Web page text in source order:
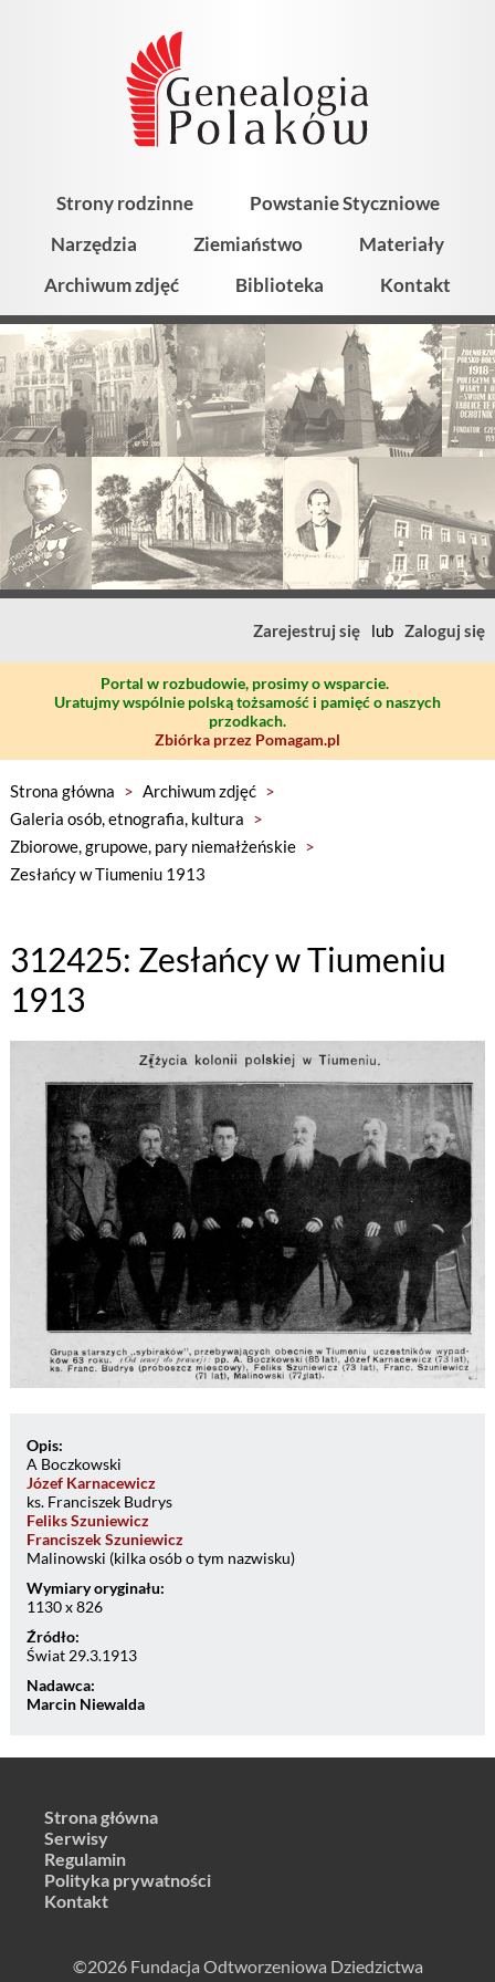
Strony rodzinne
Powstanie Styczniowe
Narzędzia
Ziemiaństwo
Materiały
Archiwum zdjęć
Biblioteka Kontakt
Zarejestruj się lub Zaloguj się
Portal w rozbudowie, prosimy o wsparcie.
Uratujmy wspólnie polską tożsamość i pamięć o naszych
przodkach.
Zbiórka przez Pomagam.pl
Strona główna > Archiwum zdjęć >
Galeria osób, etnografia, kultura >
Zbiorowe, grupowe, pary niemałżeńskie >
Zesłańcy w Tiumeniu 1913
312425: Zesłańcy w Tiumeniu
1913
Opis:
A Boczkowski
Józef Karnacewicz
ks. Franciszek Budrys
Feliks Szuniewicz
Franciszek Szuniewicz
Malinowski (kilka osób o tym nazwisku)
Wymiary oryginału:
1130 x 826
Źródło:
Świat 29.3.1913
Nadawca:
Marcin Niewalda
Strona główna
Serwisy
Regulamin
Polityka prywatności
Kontakt
©2026 Fundacja Odtworzeniowa Dziedzictwa